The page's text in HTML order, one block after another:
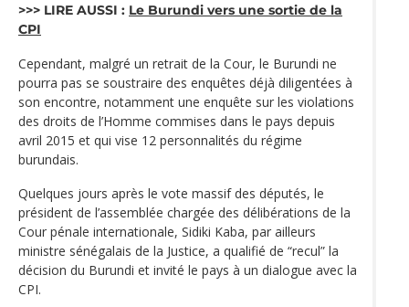
>>> LIRE AUSSI : Le Burundi vers une sortie de la
CPI
Cependant, malgré un retrait de la Cour, le Burundi ne
pourra pas se soustraire des enquêtes déjà diligentées à
son encontre, notamment une enquête sur les violations
des droits de l’Homme commises dans le pays depuis
avril 2015 et qui vise 12 personnalités du régime
burundais.
Quelques jours après le vote massif des députés, le
président de l’assemblée chargée des délibérations de la
Cour pénale internationale, Sidiki Kaba, par ailleurs
ministre sénégalais de la Justice, a qualifié de “recul” la
décision du Burundi et invité le pays à un dialogue avec la
CPI.